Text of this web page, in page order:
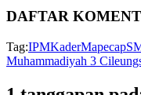
DAFTAR
Tag:IPMKaderMapecap
Muhammadiyah 3